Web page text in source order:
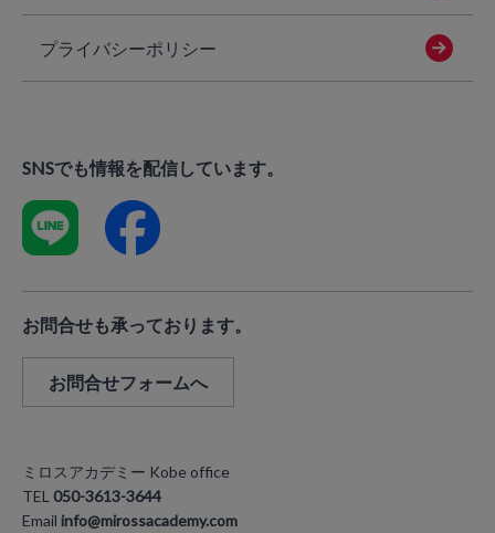
プライバシーポリシー
SNSでも情報を配信しています。
お問合せも承っております。
お問合せフォームへ
ミロスアカデミー Kobe office
TEL 050-3613-3644
Emailinfo@mirossacademy.com